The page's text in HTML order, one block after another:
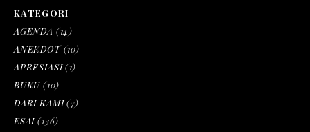
KATEGORI
AGENDA (14)
ANEKDOT(10)
APRESIASI(1)
BUKU (10)
DARI KAMI(7)
ESAI (136)